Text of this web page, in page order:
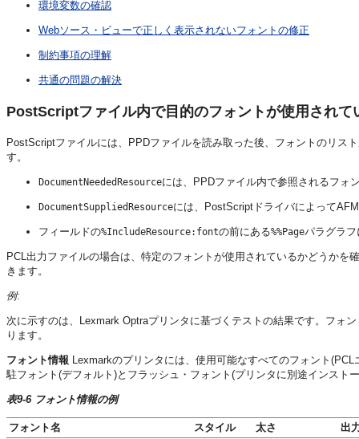
環境変数の確認
Webソース・ビューで正しく表示されないフォントの修正
制約事項の理解
共通の問題の解決
PostScriptファイル内で目的のフォントが使用されて
PostScriptファイルには、PPDファイルを読み取った後、フォントのリス
す。
DocumentNeededResourceには、PPDファイル内で参照されるフォ
DocumentSuppliedResourceには、PostScriptドライバによって
フィールドの%IncludeResource:fontの前にある%%Pageパラグラ
PCL出力ファイルの場合は、特定のフォントが使用されているかどうか
きます。
例:
次に示すのは、Lexmark Optraプリンタに基づくテストの結果です。フォ
ります。
フォント情報
Lexmarkのプリンタには、使用可能なすべてのフォント
駐フォント(デフォルト)とフラッシュ・フォント(プリンタに別途インスト
表9-6 フォント情報の例
フォント名 スタイル 太さ
出